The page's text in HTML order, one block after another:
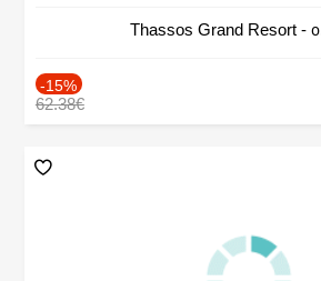
Thassos Grand Resort -
-15%
62.38€